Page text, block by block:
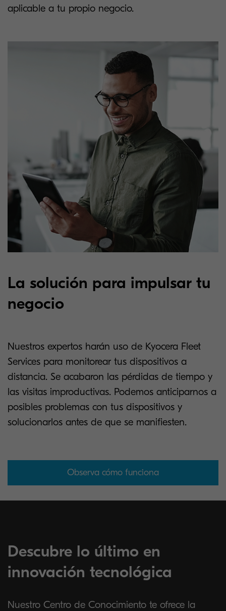
aplicable a tu propio negocio.
La solución para impulsar tu
negocio
Nuestros expertos harán uso de Kyocera Fleet
Services para monitorear tus dispositivos a
distancia. Se acabaron las pérdidas de tiempo y
las visitas improductivas. Podemos anticiparnos a
posibles problemas con tus dispositivos y
solucionarlos antes de que se manifiesten.
Observa cómo funciona
Descubre lo último en
innovación tecnológica
Nuestro Centro de Conocimiento te ofrece la